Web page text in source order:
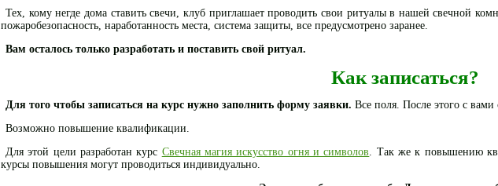
Тех, кому негде дома ставить свечи, клуб приглашает проводить свои ритуалы в нашей свечной
пожаробезопасность, наработанность места, система защиты, все предусмотрено заранее.
Вам осталось только разработать и поставить свой ритуал.
Как записаться?
Для того чтобы записаться на курс нужно заполнить форму заявки. Все поля. После этого с
Возможно повышение квалификации.
Для этой цели разработан курс Свечная магия искусство огня и символов. Так же к повышению
курсы повышения могут проводиться индивидуально.